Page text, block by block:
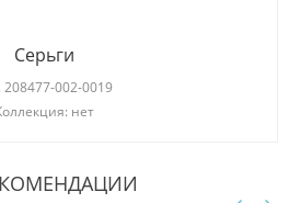
Серьги
208477-002-0019
нет